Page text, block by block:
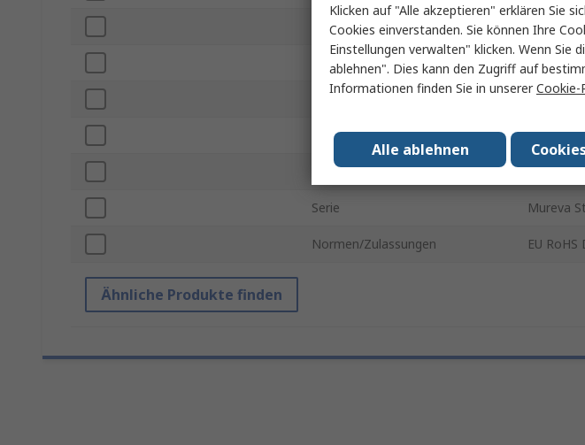
Produkt Typ
Spannung 230V ac
5W
Lampensockel/Fassung E14
Lampenbezeichnung 5 x E14
Serie Mureva
Normen/Zulassungen EU RoHS
Ähnliche Produkte finden
Klicken auf "Alle akzeptieren" erklären Sie
Cookies einverstanden. Sie können Ihre
Einstellungen verwalten" klicken. Wenn Sie
ablehnen". Dies kann den Zugriff auf
Informationen finden Sie in unsererCookie-
Alle ablehnen